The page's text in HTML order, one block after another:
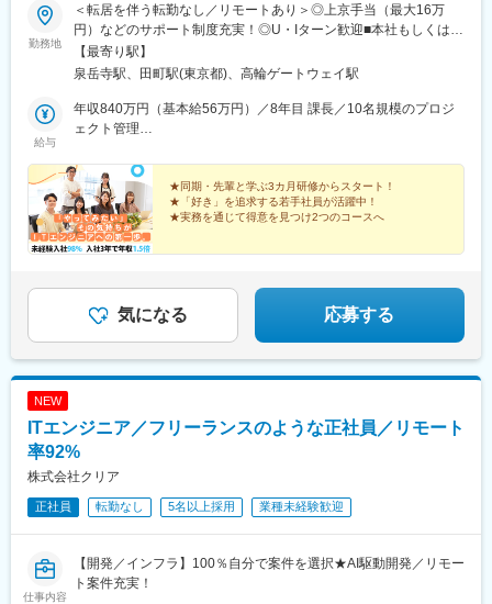
勤務地
＜転居を伴う転勤なし／リモートあり＞◎上京手当（最大16万
円）などのサポート制度充実！◎U・Iターン歓迎■本社もしくは首
都圏のプロジェクト先での勤務※研修は本社で実施します◎8割以
上が東京都内でのプロジェクトです◆テレワーク／リモート／在
都港区芝浦4-9-25 芝浦スクエアビル11F＜アクセス＞・JR各線
「田町駅」より徒歩12分・JR各線「高輪ゲートウェイ駅」より徒
下鉄各線「三田駅」より徒歩約15分◎2025年10月に移転した新オ
フィスです◎屋内禁煙（ビル内専用喫煙所あり）＝＝＝＜U・Iタ
ーン支援あり＞■住宅手当（月2万円）■上京手当（最大16万円の
サポート）などのサポート制度も充実！遠方からの転職も応援し
ます！※いずれも規定あり
【最寄り駅】
泉岳寺駅、田町駅(東京都)、高輪ゲートウェイ駅
給与
年収840万円（基本給56万円）／8年目 課長／10名規模のプロジ
ェクト管理
ジメント
★同期・先輩と学ぶ3カ月研修からスタート！
★「好き」を追求する若手社員が活躍中！
★実務を通じて得意を見つけ2つのコースへ
仲間と一緒にゼロから学び、
自分らしいキャリアを実現！
気になる 応募する
NEW
ITエンジニア／フリーランスのような正社員／リモート
率92%
株式会社クリア
正社員 転勤なし 5名以上採用 業種未経験歓迎
仕事内容
【開発／インフラ】100％自分で案件を選択★AI駆動開発／リモー
ト案件充実！